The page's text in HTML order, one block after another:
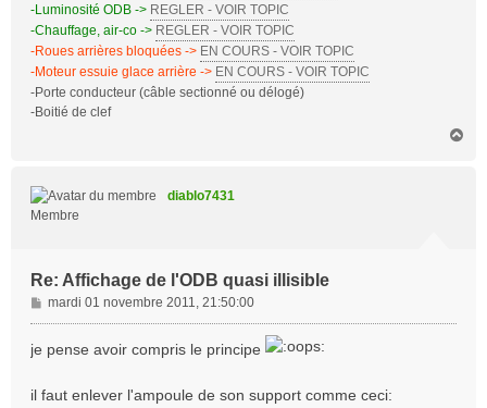
-Luminosité ODB -> REGLER - VOIR TOPIC
-Chauffage, air-co -> REGLER - VOIR TOPIC
-Roues arrières bloquées -> EN COURS - VOIR TOPIC
-Moteur essuie glace arrière -> EN COURS - VOIR TOPIC
-Porte conducteur (câble sectionné ou délogé)
-Boitié de clef
diablo7431
Membre
Re: Affichage de l'ODB quasi illisible
M
e
s
g
mardi 01 novembre 2011, 21:50:00
je pense avoir compris le principe
il faut enlever l'ampoule de son support comme ceci: